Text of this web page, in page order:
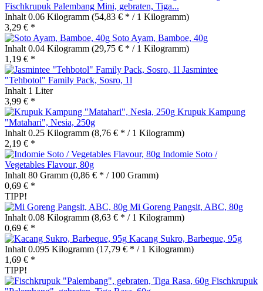
Fischkrupuk Palembang Mini, gebraten, Tiga...
Inhalt 0.06 Kilogramm (54,83 € * / 1 Kilogramm)
3,29 € *
Soto Ayam, Bamboe, 40g
Inhalt 0.04 Kilogramm (29,75 € * / 1 Kilogramm)
1,19 € *
Jasmintee
"Tehbotol" Family Pack, Sosro, 1l
Inhalt 1 Liter
3,99 € *
Krupuk Kampung
"Matahari", Nesia, 250g
Inhalt 0.25 Kilogramm (8,76 € * / 1 Kilogramm)
2,19 € *
Indomie Soto /
Vegetables Flavour, 80g
Inhalt 80 Gramm (0,86 € * / 100 Gramm)
0,69 € *
TIPP!
Mi Goreng Pangsit, ABC, 80g
Inhalt 0.08 Kilogramm (8,63 € * / 1 Kilogramm)
0,69 € *
Kacang Sukro, Barbeque, 95g
Inhalt 0.095 Kilogramm (17,79 € * / 1 Kilogramm)
1,69 € *
TIPP!
Fischkrupuk